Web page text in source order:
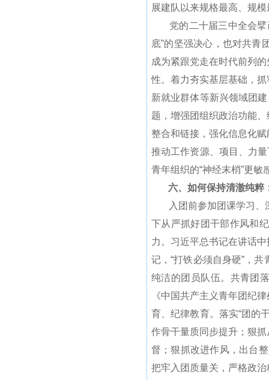
展建队以来规格最高、规
党的二十届三中全会擘
底”的坚强决心，也对共青
成为紧跟党走在时代前列
性。着力夯实基层基础，
新就业群体等新兴领域团
题，增强团组织政治功能
整合和链接，强化信息化
推动工作资源、项目、力
青年组织的“神经末梢”更敏
六、如何保持清澈纯粹
入团前参加团课学习、
下从严抓好团干部作风和
力。习近平总书记在讲话
记，“打铁必须自身硬”，
纯洁的团员队伍。共青团
《中国共产主义青年团纪
育、纪律教育。落实“团的
作骨干量质同步提升；狠
督；狠抓改进作风，出台
把牢入团质量关，严格政